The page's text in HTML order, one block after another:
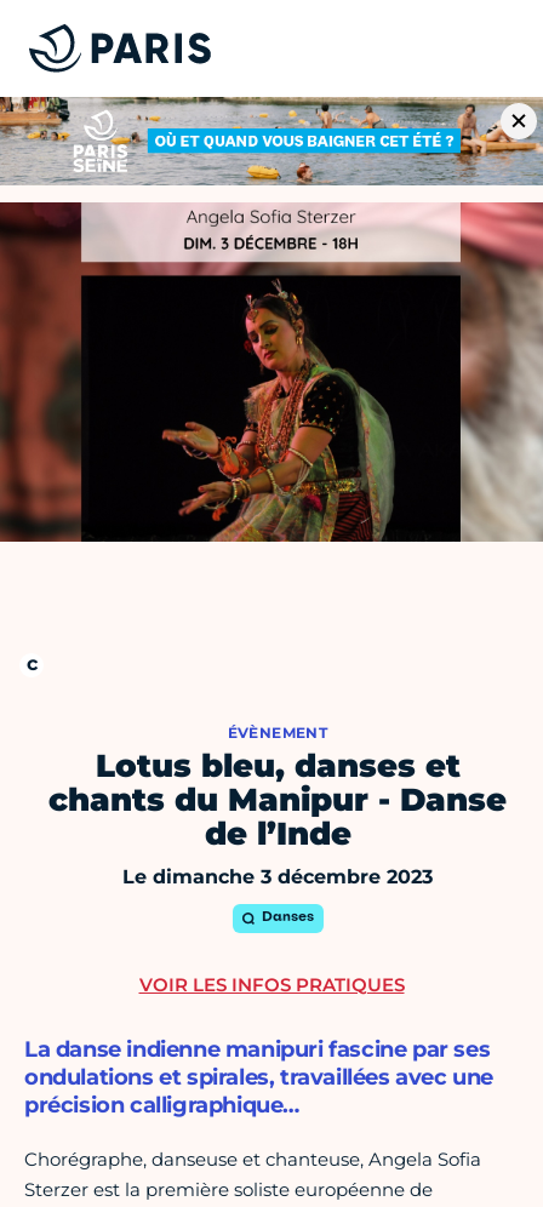
ÉVÈNEMENT
Lotus bleu, danses et
chants du Manipur - Danse
de l’Inde
Le dimanche 3 décembre 2023
Danses
La danse indienne manipuri fascine par ses
ondulations et spirales, travaillées avec une
précision calligraphique…
Chorégraphe, danseuse et chanteuse, Angela Sofia
Sterzer est la première soliste européenne de
VOIR LES INFOS PRATIQUES